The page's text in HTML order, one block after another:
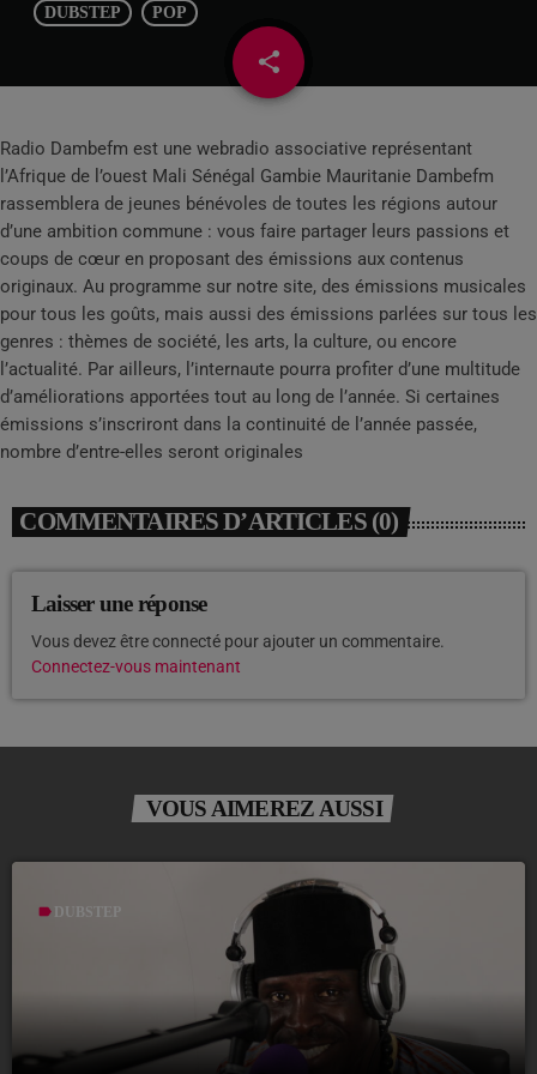
DUBSTEP POP
share
email
Radio Dambefm est une webradio associative représentant
l’Afrique de l’ouest Mali Sénégal Gambie Mauritanie Dambefm
rassemblera de jeunes bénévoles de toutes les régions autour
d’une ambition commune : vous faire partager leurs passions et
coups de cœur en proposant des émissions aux contenus
originaux. Au programme sur notre site, des émissions musicales
pour tous les goûts, mais aussi des émissions parlées sur tous les
genres : thèmes de société, les arts, la culture, ou encore
l’actualité. Par ailleurs, l’internaute pourra profiter d’une multitude
d’améliorations apportées tout au long de l’année. Si certaines
émissions s’inscriront dans la continuité de l’année passée,
nombre d’entre-elles seront originales
COMMENTAIRES D’ARTICLES (0)
Laisser une réponse
Vous devez être connecté pour ajouter un commentaire.
Connectez-vous maintenant
VOUS AIMEREZ AUSSI
label DUBSTEP